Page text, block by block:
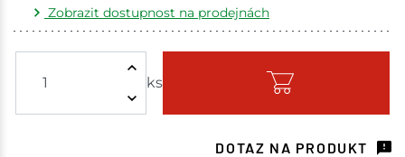
ks
Zobrazit dostupnost na prodejnách
Skladem - ihned k odeslání
Tišnov 16 ks
DOTAZ NA PRODUKT